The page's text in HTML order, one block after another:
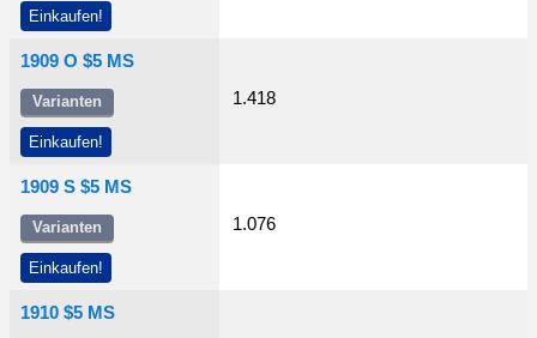
Einkaufen!
1909 O $5 MS
Varianten
Einkaufen!
1909 S $5 MS
Varianten
Einkaufen!
1910 $5 MS
1.418
1.076